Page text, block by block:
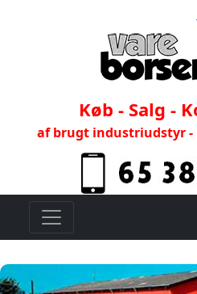
Køb - Salg -
af brugt industriudstyr